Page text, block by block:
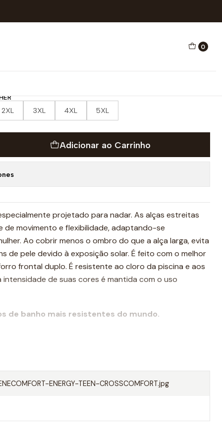
0
ENERGY LORIKO
NATAÇÃO ENERGY
2XL 3XL 4XL 5XL
Adicionar ao Carrinho
projetado para nadar. As alças estreitas
movimento e flexibilidade, adaptando-se
Ao cobrir menos o ombro do que a alça larga, evita
de pele devido à exposição solar. É feito com o melhor
frontal duplo. É resistente ao cloro da piscina e aos
intensidade de suas cores é mantida com o uso
de banho mais resistentes do mundo.
ENERGY-TEEN-CROSSCOMFORT.jpg